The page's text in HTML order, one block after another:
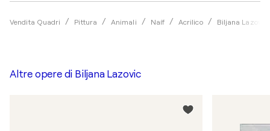
Vendita Quadri Pittura Animali Naíf Acrilico Biljana Lazovic
Altre opere di Biljana Lazovic